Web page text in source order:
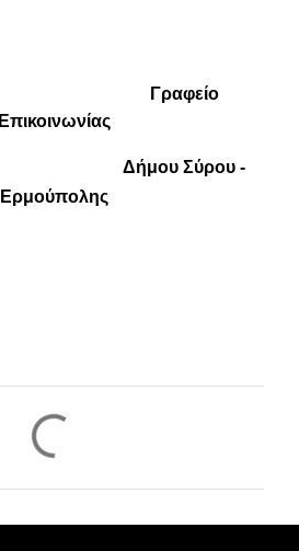
Γραφείο
Επικοινωνίας
Δήμου Σύρου -
Ερμούπολης